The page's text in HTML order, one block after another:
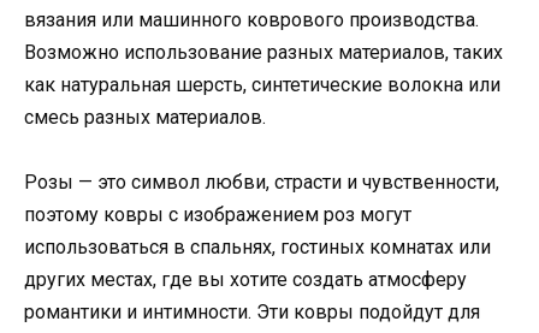
вязания или машинного коврового производства.
Возможно использование разных материалов, таких
как натуральная шерсть, синтетические волокна или
смесь разных материалов.
Розы — это символ любви, страсти и чувственности,
поэтому ковры с изображением роз могут
использоваться в спальнях, гостиных комнатах или
других местах, где вы хотите создать атмосферу
романтики и интимности. Эти ковры подойдут для